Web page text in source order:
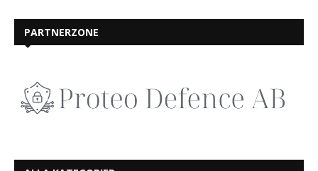
PARTNERZONE